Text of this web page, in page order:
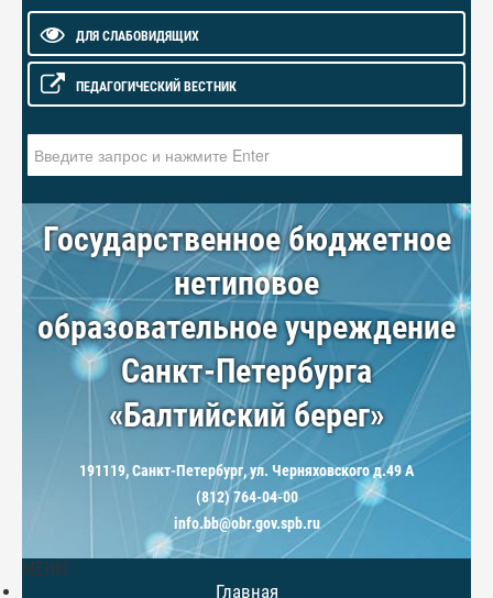
ДЛЯ СЛАБОВИДЯЩИХ
ПЕДАГОГИЧЕСКИЙ ВЕСТНИК
Государственное бюджетное
нетиповое
образовательное учреждение
Санкт-Петербурга
«Балтийский берег»
191119, Санкт-Петербург, ул. Черняховского д.49 А
(812) 764-04-00
info.bb@obr.gov.spb.ru
МЕНЮ
Главная